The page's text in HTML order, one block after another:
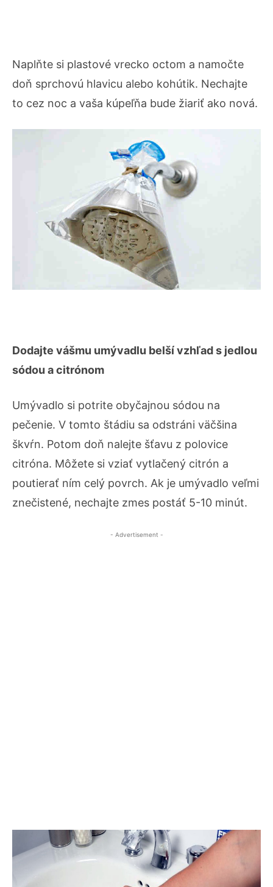
Naplňte si plastové vrecko octom a namočte
doň sprchovú hlavicu alebo kohútik. Nechajte
to cez noc a vaša kúpeľňa bude žiariť ako nová.
Dodajte vášmu umývadlu belší vzhľad s jedlou
sódou a citrónom
Umývadlo si potrite obyčajnou sódou na
pečenie. V tomto štádiu sa odstráni väčšina
škvŕn. Potom doň nalejte šťavu z polovice
citróna. Môžete si vziať vytlačený citrón a
poutierať ním celý povrch. Ak je umývadlo veľmi
znečistené, nechajte zmes postáť 5-10 minút.
- Advertisement -